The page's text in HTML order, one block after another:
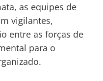
as equipes de
vigilantes,
entre as forças de
para o